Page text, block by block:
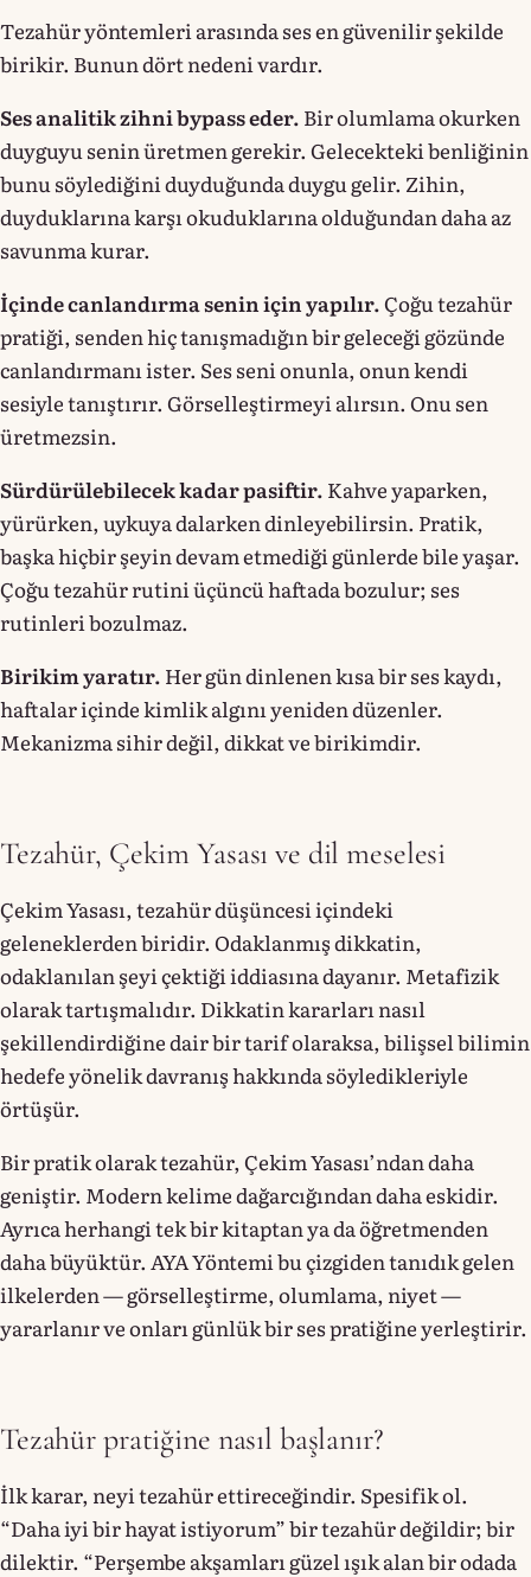
Tezahür yöntemleri arasında ses en güvenilir şekilde
birikir. Bunun dört nedeni vardır.
Ses analitik zihni bypass eder. Bir olumlama okurken
duyguyu senin üretmen gerekir. Gelecekteki benliğinin
bunu söylediğini duyduğunda duygu gelir. Zihin,
duyduklarına karşı okuduklarına olduğundan daha az
savunma kurar.
İçinde canlandırma senin için yapılır.Çoğu tezahür
pratiği, senden hiç tanışmadığın bir geleceği gözünde
canlandırmanı ister. Ses seni onunla, onun kendi
sesiyle tanıştırır. Görselleştirmeyi alırsın. Onu sen
üretmezsin.
Sürdürülebilecek kadar pasiftir. Kahve yaparken,
yürürken, uykuya dalarken dinleyebilirsin. Pratik,
başka hiçbir şeyin devam etmediği günlerde bile yaşar.
Çoğu tezahür rutini üçüncü haftada bozulur; ses
rutinleri bozulmaz.
Birikim yaratır. Her gün dinlenen kısa bir ses kaydı,
haftalar içinde kimlik algını yeniden düzenler.
Mekanizma sihir değil, dikkat ve birikimdir.
Tezahür, Çekim Yasası ve dil meselesi
Çekim Yasası, tezahür düşüncesi içindeki
geleneklerden biridir. Odaklanmış dikkatin,
odaklanılan şeyi çektiği iddiasına dayanır. Metafizik
olarak tartışmalıdır. Dikkatin kararları nasıl
şekillendirdiğine dair bir tarif olaraksa, bilişsel bilimin
hedefe yönelik davranış hakkında söyledikleriyle
örtüşür.
Bir pratik olarak tezahür, Çekim Yasası’ndan daha
geniştir. Modern kelime dağarcığından daha eskidir.
Ayrıca herhangi tek bir kitaptan ya da öğretmenden
daha büyüktür. AYA Yöntemi bu çizgiden tanıdık gelen
ilkelerden — görselleştirme, olumlama, niyet —
yararlanır ve onları günlük bir ses pratiğine yerleştirir.
Tezahür pratiğine nasıl başlanır?
İlk karar, neyi tezahür ettireceğindir. Spesifik ol.
“Daha iyi bir hayat istiyorum” bir tezahür değildir; bir
dilektir. “Perşembe akşamları güzel ışık alan bir odada